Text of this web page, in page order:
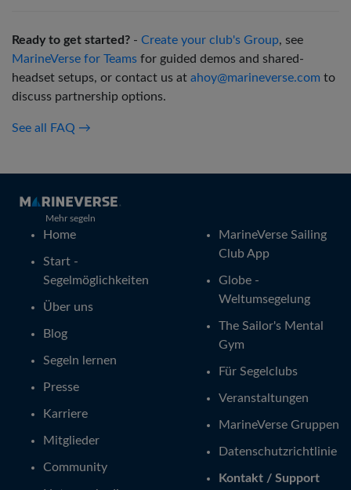
Ready to get started? - Create your club's Group, see
MarineVerse for Teams for guided demos and shared-
headset setups, or contact us at ahoy@marineverse.com to
discuss partnership options.
See all FAQ →
Mehr segeln
Home
Start -
Segelmöglichkeiten
Über uns
Blog
Segeln lernen
Presse
Karriere
Mitglieder
Community
MarineVerse Sailing
Club App
Globe -
Weltumsegelung
The Sailor's Mental
Gym
Für Segelclubs
Veranstaltungen
MarineVerse Gruppen
Datenschutzrichtlinie
Kontakt / Support